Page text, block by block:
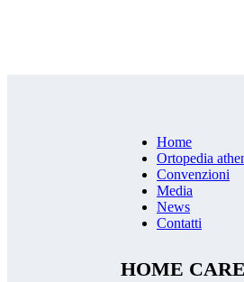
Home
Ortopedia
Convenzioni
Media
News
Contatti
HOME CARE